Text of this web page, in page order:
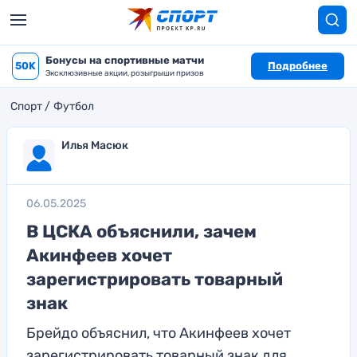
50K Бонусы на спортивные матчи
Эксклюзивные акции, розыгрыши призов
Подробнее
Спорт Футбол
Илья Масюк
06.05.2025
В ЦСКА объяснили, зачем
Акинфеев хочет
зарегистрировать товарный
знак
Брейдо объяснил, что Акинфеев хочет